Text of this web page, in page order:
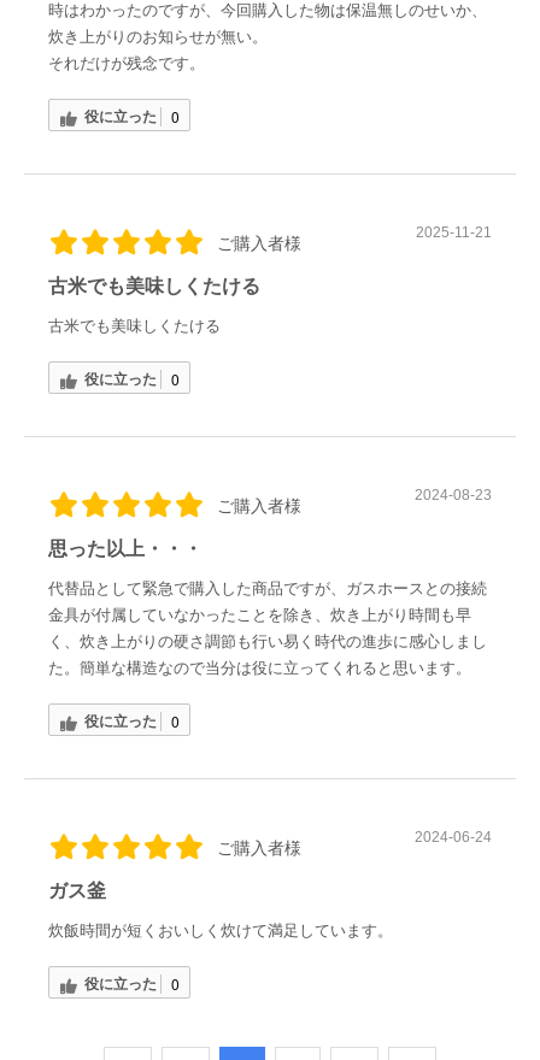
時はわかったのですが、今回購入した物は保温無しのせいか、
炊き上がりのお知らせが無い。
それだけが残念です。
役に立った 0
ご購入者様
2025-11-21
古米でも美味しくたける
古米でも美味しくたける
役に立った 0
ご購入者様
2024-08-23
思った以上・・・
代替品として緊急で購入した商品ですが、ガスホースとの接続
金具が付属していなかったことを除き、炊き上がり時間も早
く、炊き上がりの硬さ調節も行い易く時代の進歩に感心しまし
た。簡単な構造なので当分は役に立ってくれると思います。
役に立った 0
ご購入者様
2024-06-24
ガス釜
炊飯時間が短くおいしく炊けて満足しています。
役に立った 0